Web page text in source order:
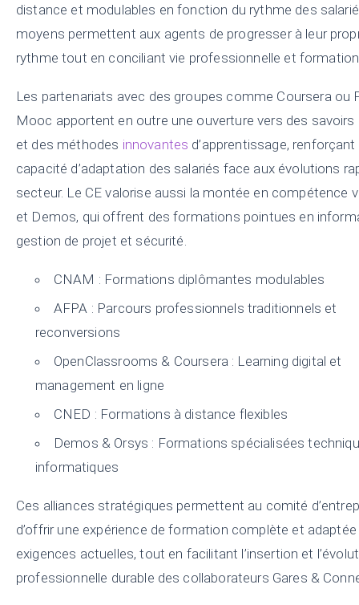
distance et modulables en fonction du rythme des
moyens permettent aux agents de progresser à leur
rythme tout en conciliant vie professionnelle et
Les partenariats avec des groupes comme Coursera ou
Mooc apportent en outre une ouverture vers des savoirs
et des méthodes innovantes d’apprentissage, renforçant
capacité d’adaptation des salariés face aux évolutions
secteur. Le CE valorise aussi la montée en compétence
et Demos, qui offrent des formations pointues en
gestion de projet et sécurité.
CNAM : Formations diplômantes modulables
AFPA : Parcours professionnels traditionnels et
reconversions
OpenClassrooms & Coursera : Learning digital et
management en ligne
CNED : Formations à distance flexibles
Demos & Orsys : Formations spécialisées
informatiques
Ces alliances stratégiques permettent au comité
d’offrir une expérience de formation complète et adaptée
exigences actuelles, tout en facilitant l’insertion et
professionnelle durable des collaborateurs Gares &